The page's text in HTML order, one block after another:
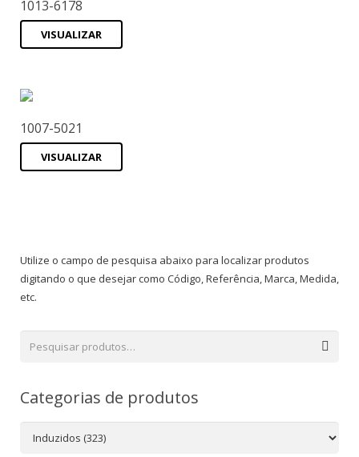
1013-6178
VISUALIZAR
1007-5021
VISUALIZAR
Utilize o campo de pesquisa abaixo para localizar produtos
digitando o que desejar como Código, Referência, Marca, Medida,
etc.
Categorias de produtos